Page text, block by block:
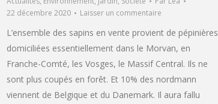
22 décembre 2020
Laisser un commentaire
L’ensemble des sapins en vente provient de pépinières
domiciliées essentiellement dans le Morvan, en
Franche-Comté, les Vosges, le Massif Central. Ils ne
sont plus coupés en forêt. Et 10% des nordmann
viennent de Belgique et du Danemark. Il aura fallu